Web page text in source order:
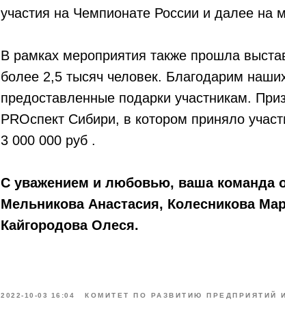
участия на Чемпионате России и далее на
В рамках мероприятия также прошла
более 2,5 тысяч человек. Благодарим
предоставленные подарки участникам.
PROспект Сибири, в котором приняло
3 000 000 руб .
С уважением и любовью, ваша команда
Мельникова Анастасия, Колесникова
Кайгородова Олеся.
2022-10-03 16:04 КОМИТЕТ ПО РАЗВИТИЮ ПРЕДПРИЯТИЙ